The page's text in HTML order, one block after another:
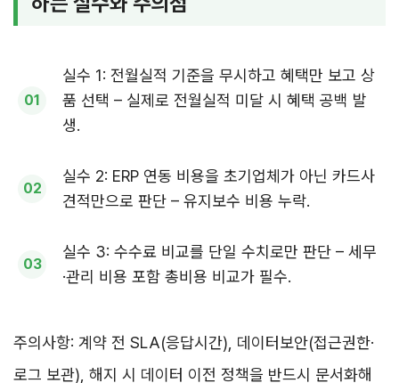
실수 1: 전월실적 기준을 무시하고 혜택만 보고 상
품 선택 – 실제로 전월실적 미달 시 혜택 공백 발
생.
실수 2: ERP 연동 비용을 초기업체가 아닌 카드사
견적만으로 판단 – 유지보수 비용 누락.
실수 3: 수수료 비교를 단일 수치로만 판단 – 세무
·관리 비용 포함 총비용 비교가 필수.
주의사항: 계약 전 SLA(응답시간), 데이터보안(접근권한·
로그 보관), 해지 시 데이터 이전 정책을 반드시 문서화해